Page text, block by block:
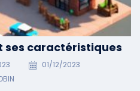
ses caractéristiques
01/12/2023